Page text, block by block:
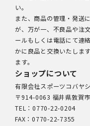
い。
また、商品の管理・発送
が、万が一、不良品や注
ールもしくは電話にて連
かに良品と交換いたしま
ます。
ショップについて
有限会社スポーツコバヤシ
〒914-0063 福井県敦賀
TEL：0770-22-0204
FAX：0770-22-7355